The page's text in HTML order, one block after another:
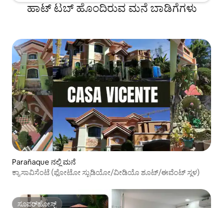
ಹಾಟ್ ಟಬ್ ಹೊಂದಿರುವ ಮನೆ ಬಾಡಿಗೆಗಳು
Parañaque ನಲ್ಲಿ ಮನೆ
ಕ್ಯಾಸಾವಿಸೆಂಟೆ (ಫೋಟೋ ಸ್ಟುಡಿಯೋ/ವೀಡಿಯೊ ಶೂಟ್/ಈವೆಂಟ್ ಸ್ಥಳ)
ಸೂಪರ್‌ಹೋಸ್ಟ್